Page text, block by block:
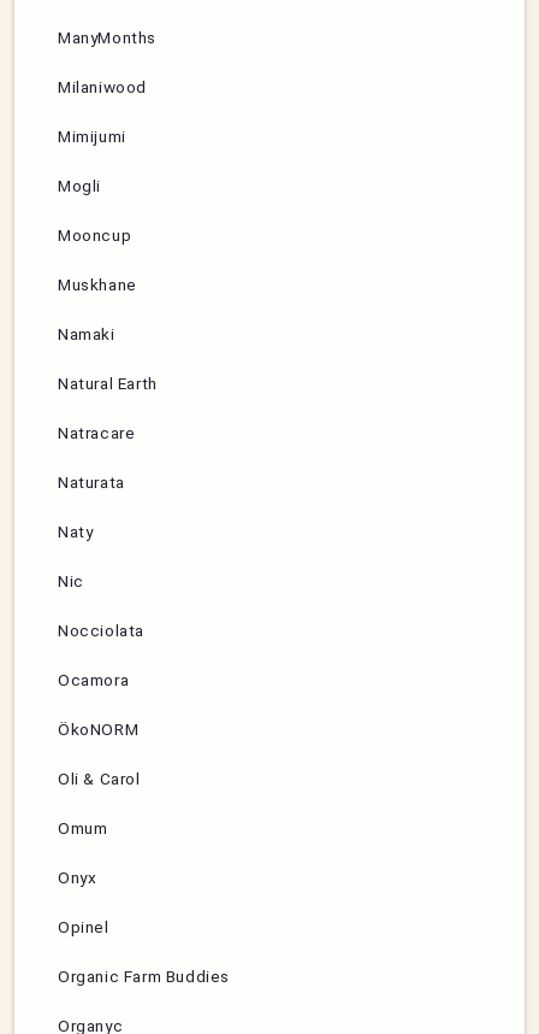
ManyMonths
Milaniwood
Mimijumi
Mogli
Mooncup
Muskhane
Namaki
Natural Earth
Natracare
Naturata
Naty
Nic
Nocciolata
Ocamora
ÖkoNORM
Oli & Carol
Omum
Onyx
Opinel
Organic Farm Buddies
Organyc